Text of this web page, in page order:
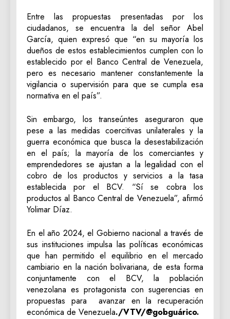
Entre las propuestas presentadas por los
ciudadanos, se encuentra la del señor Abel
García, quien expresó que “en su mayoría los
dueños de estos establecimientos cumplen con lo
establecido por el Banco Central de Venezuela,
pero es necesario mantener constantemente la
vigilancia o supervisión para que se cumpla esa
normativa en el país”.
Sin embargo, los transeúntes aseguraron que
pese a las medidas coercitivas unilaterales y la
guerra económica que busca la desestabilización
en el país; la mayoría de los comerciantes y
emprendedores se ajustan a la legalidad con el
cobro de los productos y servicios a la tasa
establecida por el BCV. “Sí se cobra los
productos al Banco Central de Venezuela”, afirmó
Yolimar Díaz.
En el año 2024, el Gobierno nacional a través de
sus instituciones impulsa las políticas económicas
que han permitido el equilibrio en el mercado
cambiario en la nación bolivariana, de esta forma
conjuntamente con el BCV, la población
venezolana es protagonista con sugerencias en
propuestas para avanzar en la recuperación
económica de Venezuela./VTV/@gobguárico.